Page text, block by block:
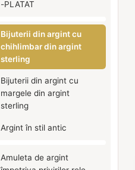
-PLATAT
Bijuterii din argint cu
chihlimbar din argint
sterling
Bijuterii din argint cu
margele din argint
sterling
Argint în stil antic
Amuleta de argint